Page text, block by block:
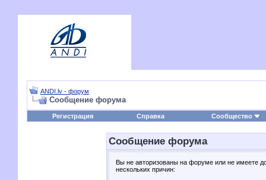
ANDI.lv - форум
Сообщение форума
Регистрация Справка Сообщество
Сообщение форума
Вы не авторизованы на форуме или не имеете
нескольких причин: